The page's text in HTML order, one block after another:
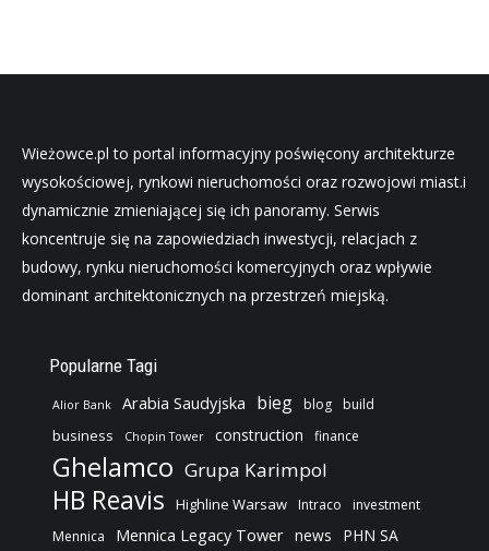
Wieżowce.pl to portal informacyjny poświęcony architekturze
wysokościowej, rynkowi nieruchomości oraz rozwojowi miast.i
dynamicznie zmieniającej się ich panoramy. Serwis
koncentruje się na zapowiedziach inwestycji, relacjach z
budowy, rynku nieruchomości komercyjnych oraz wpływie
dominant architektonicznych na przestrzeń miejską.
Popularne Tagi
Alior Bank Arabia Saudyjska bieg blog build
business Chopin Tower construction finance
Ghelamco Grupa Karimpol
HB Reavis Highline Warsaw Intraco
investment
Mennica
Mennica Legacy Tower news PHN SA